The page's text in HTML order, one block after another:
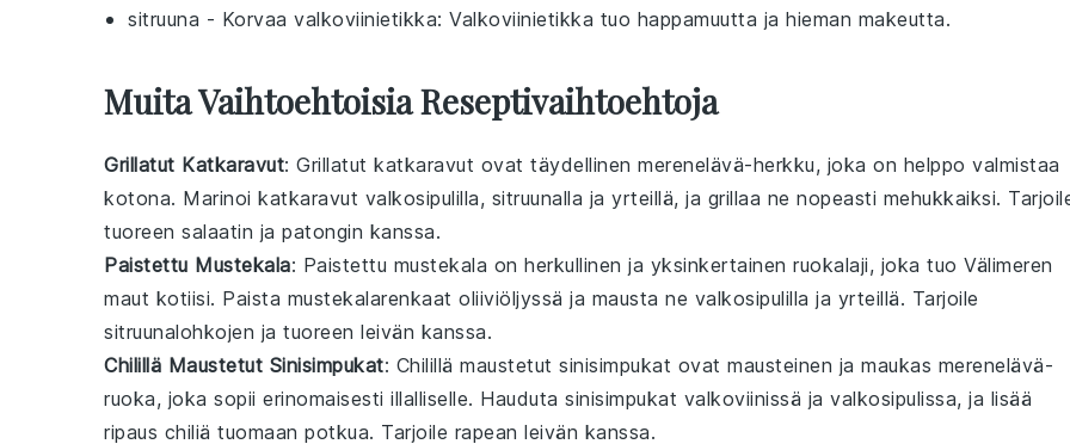
sitruuna - Korvaa valkoviinietikka: Valkoviinietikka tuo happamuutta ja hieman makeutta.
Muita Vaihtoehtoisia Reseptivaihtoehtoja
Grillatut Katkaravut: Grillatut katkaravut ovat täydellinen merenelävä-herkku, joka on helppo valmistaa
kotona. Marinoi katkaravut valkosipulilla, sitruunalla ja yrteillä, ja grillaa ne nopeasti mehukkaiksi.
tuoreen salaatin ja patongin kanssa.
Paistettu Mustekala: Paistettu mustekala on herkullinen ja yksinkertainen ruokalaji, joka tuo Välimeren
maut kotiisi. Paista mustekalarenkaat oliiviöljyssä ja mausta ne valkosipulilla ja yrteillä. Tarjoile
sitruunalohkojen ja tuoreen leivän kanssa.
Chilillä Maustetut Sinisimpukat: Chilillä maustetut sinisimpukat ovat mausteinen ja maukas merenelävä-
ruoka, joka sopii erinomaisesti illalliselle. Hauduta sinisimpukat valkoviinissä ja valkosipulissa, ja lisää
ripaus chiliä tuomaan potkua. Tarjoile rapean leivän kanssa.